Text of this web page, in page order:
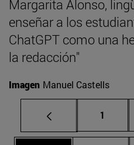
Margarita Alonso,
enseñar a los
ChatGPT como una
la redacción"
Imagen Manuel Castells
Página
1